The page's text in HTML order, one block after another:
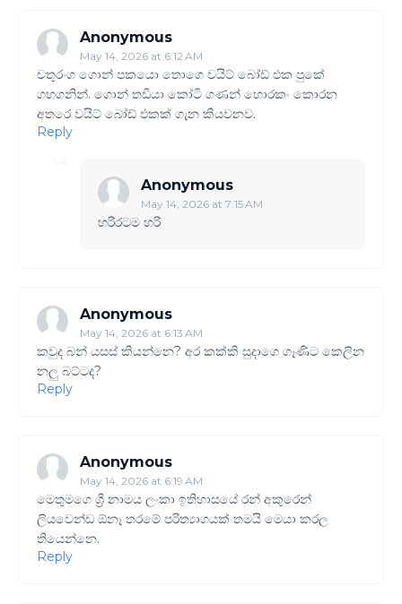
Anonymous
May 14, 2026 at 6:12 AM
චතුරංග ගොන් පකයො තොගෙ වයිට් බෝඩ් එක පුකේ
ගහගනින්. ගොන් තඩියා කෝටි ගණන් හොරකං කොරන
අතරෙ වයිට් බෝඩ් එකක් ගැන කියවනව.
Reply
Anonymous
May 14, 2026 at 7:15 AM
හරිරටම හරි
Anonymous
May 14, 2026 at 6:13 AM
කවුද බන් යසස් කියන්නෙ? අර කක්කි සුදාගෙ ගෑණිට කෙලින
නලු බට්ටද?
Reply
Anonymous
May 14, 2026 at 6:19 AM
මෙතුමගෙ ශ්‍රී නාමය ලංකා ඉතිහාසයේ රන් අකුරෙන්
ලියවෙන්ඩ ඕනෑ තරමේ පරිත්‍යාගයක් තමයි මෙයා කරල
තියෙන්නෙ.
Reply